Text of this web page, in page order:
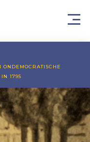
ONDEMOCRATISCHE
1795